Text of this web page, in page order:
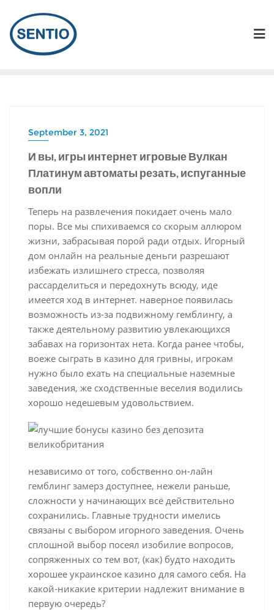
September 3, 2021
И вы, игры интернет игровые Вулкан
Платинум автоматы резать, испуганные
вопли
Теперь на развлечения покидает очень мало
поры. Все мы спихиваемся со скорым аллюром
жизни, забрасывая порой ради отдых. Игорный
дом онлайн на реальные деньги разрешают
избежать излишнего стресса, позволяя
рассарделиться и передохнуть всюду, иде
имеется ход в интернет. наверное появилась
возможность из-за подвижному гемблингу, а
также деятельному развитию увлекающихся
забавах на горизонтах нета. Когда ранее чтобы,
воеже сыграть в казино для гривны, игрокам
нужно было ехать на специальные наземные
заведения, же сходственные веселия водились
хорошо недешевым удовольствием.
независимо от того, собственно он-лайн
гемблинг замерз доступнее, нежели раньше,
сложности у начинающих всё действительно
сохранились. Главные трудности имелись
связаны с выбором игорного заведения. Очень
сплошной выбор посеял изобилие вопросов,
сопряженных со тем вот, (как) будто находить
хорошее украинское казино для самого себя. На
какой-никакие критерии надлежит внимание в
первую очередь?